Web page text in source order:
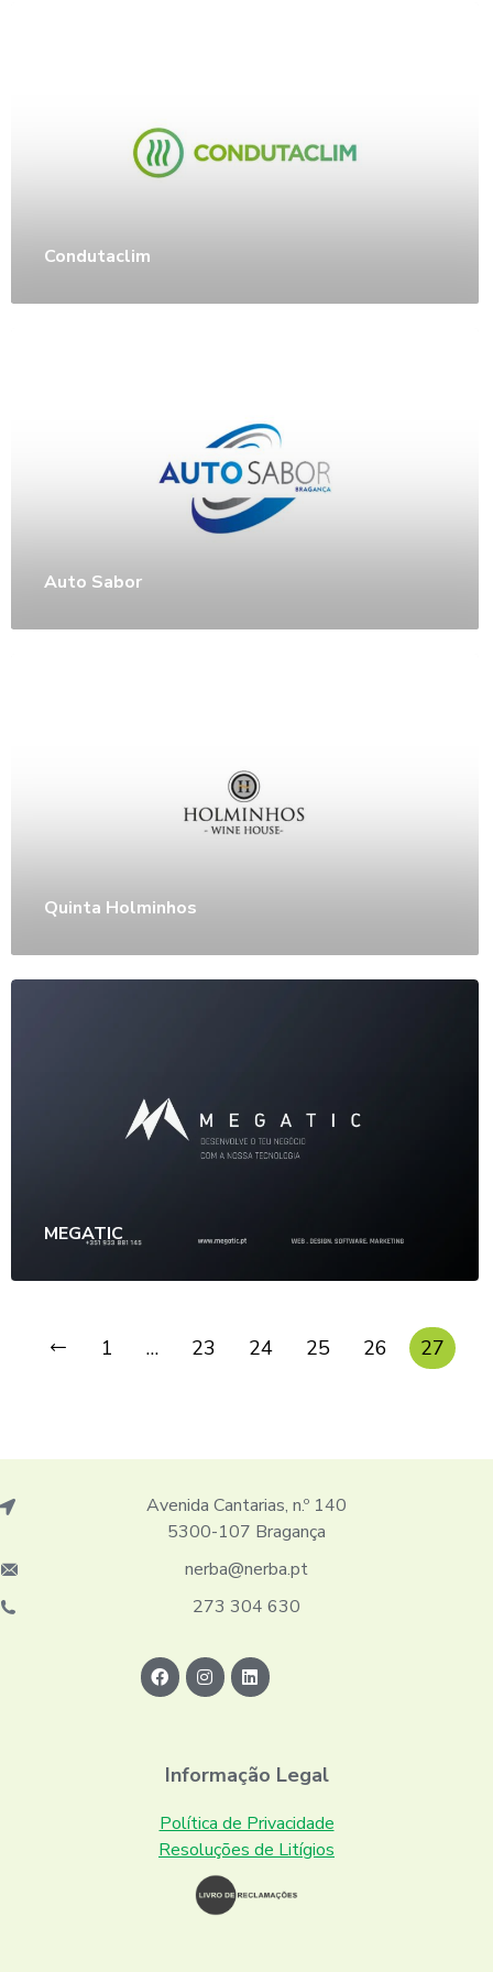
Condutaclim
Auto Sabor
Quinta Holminhos
MEGATIC
1 … 23 24 25 26 27
Avenida Cantarias, n.º 140
5300-107 Bragança
nerba@nerba.pt
273 304 630
Informação Legal
Política de Privacidade
Resoluções de Litígios